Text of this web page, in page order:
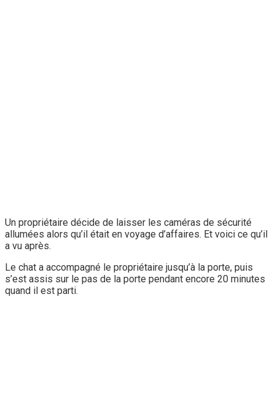
Un propriétaire décide de laisser les caméras de sécurité
allumées alors qu’il était en voyage d’affaires. Et voici ce qu’il
a vu après.
Le chat a accompagné le propriétaire jusqu’à la porte, puis
s’est assis sur le pas de la porte pendant encore 20 minutes
quand il est parti.